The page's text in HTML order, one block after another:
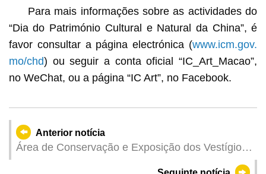
Para mais informações sobre as actividades do
“Dia do Património Cultural e Natural da China”, é
favor consultar a página electrónica (www.icm.gov.
mo/chd) ou seguir a conta oficial “IC_Art_Macao”,
no WeChat, ou a página “IC Art”, no Facebook.
Anterior notícia
Área de Conservação e Exposição dos Vestígios
Arqueológicos do Fosso na Rua de D. Belchior